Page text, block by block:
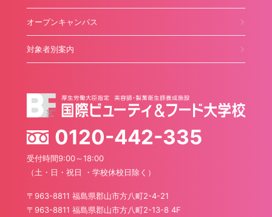
オープンキャンパス
対象者別案内
0120-442-335
受付時間9:00～18:00
（土・日・祝日 ・学校休校日除く）
〒963-8811 福島県郡山市方八町2-4-21
〒963-8811 福島県郡山市方八町2-13-8 4F